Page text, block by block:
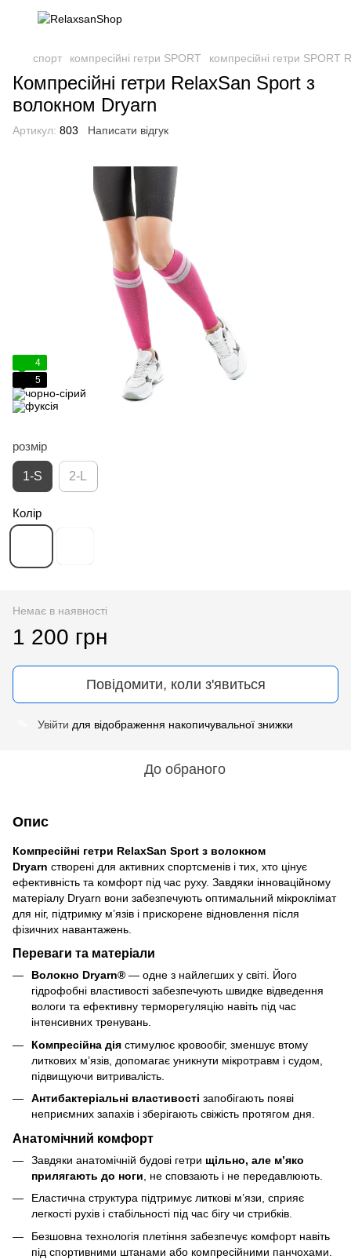
спорт компресійні гетри SPORT компресійні гетри SPORT
Компресійні гетри RelaxSan Sport з
волокном Dryarn
Артикул: 803 Написати відгук
4
5
розмір
1-S 2-L
Колір
Немає в наявності
1 200 грн
Повідомити, коли з'явиться
Увійти для відображення накопичувальної знижки
До обраного
Опис
Компресійні гетри RelaxSan Sport з волокном
Dryarn створені для активних спортсменів і тих, хто цінує
ефективність та комфорт під час руху. Завдяки інноваційному
матеріалу Dryarn вони забезпечують оптимальний мікроклімат
для ніг, підтримку м’язів і прискорене відновлення після
фізичних навантажень.
Переваги та матеріали
Волокно Dryarn® — одне з найлегших у світі. Його
гідрофобні властивості забезпечують швидке відведення
вологи та ефективну терморегуляцію навіть під час
інтенсивних тренувань.
Компресійна дія стимулює кровообіг, зменшує втому
литкових м’язів, допомагає уникнути мікротравм і судом,
підвищуючи витривалість.
Антибактеріальні властивості запобігають появі
неприємних запахів і зберігають свіжість протягом дня.
Анатомічний комфорт
Завдяки анатомічній будові гетри щільно, але м’яко
прилягають до ноги , не сповзають і не передавлюють.
Еластична структура підтримує литкові м’язи, сприяє
легкості рухів і стабільності під час бігу чи стрибків.
Безшовна технологія плетіння забезпечує комфорт навіть
під спортивними штанами або компресійними панчохами.